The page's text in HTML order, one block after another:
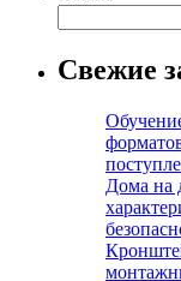
Свежие
Дома на